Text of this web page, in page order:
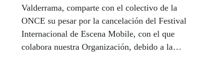
Valderrama, comparte con el colectivo de la
ONCE su pesar por la cancelación del Festival
Internacional de Escena Mobile, con el que
colabora nuestra Organización, debido a la